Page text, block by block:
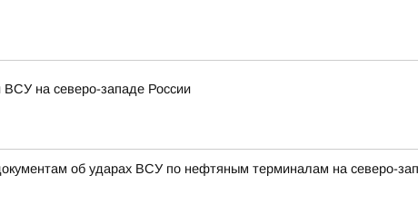
на северо-западе России
об ударах ВСУ по нефтяным терминалам на северо-